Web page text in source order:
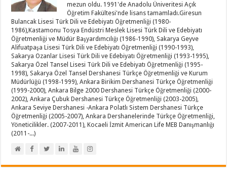
mezun oldu. 1991'de Anadolu Üniveritesi Açık
Öğretim Fakültesi'nde lisans tamamladı.Giresun
Bulancak Lisesi Türk Dili ve Edebiyatı Öğretmenliği (1980-
1986),Kastamonu Tosya Endüstri Meslek Lisesi Türk Dili ve Edebiyatı
Öğretmenliği ve Müdür Başyardımcılığı (1986-1990), Sakarya Geyve
Alifuatpaşa Lisesi Türk Dili ve Edebiyatı Öğretmenliği (1990-1993),
Sakarya Ozanlar Lisesi Türk Dili ve Edebiyatı Öğretmenliği (1993-1995),
Sakarya Özel Tansel Lisesi Türk Dili ve Edebiyatı Öğretmenliği (1995-
1998), Sakarya Özel Tansel Dershanesi Türkçe Öğretmenliği ve Kurum
Müdürlüğü (1998-1999), Ankara Birikim Dershanesi Türkçe Öğretmenliği
(1999-2000), Ankara Bilge 2000 Dershanesi Türkçe Öğretmenliği (2000-
2002), Ankara Çubuk Dershanesi Türkçe Öğretmenliği (2003-2005),
Ankara Seviye Dershanesi -Ankara Polatlı Sistem Dershanesi Türkçe
Öğretmenliği (2005-2007), Ankara Dershanelerinde Türkçe Öğretmenliği,
Yöneticilikler. (2007-2011), Kocaeli İzmit American Life MEB Danışmanlığı
(2011-...)